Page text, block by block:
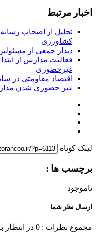
اخبار مرتبط
تجلیل از اصحاب
کشاورزی
دیدار جمعی از
فعالیت مدارس از
غیرحضوری
اقتصاد مقاومتی در
غیر حضوری شدن
لینک کوتاه
برچسب ها :
ناموجود
ارسال نظر شما
مجموع نظرات : 0 در انتظار